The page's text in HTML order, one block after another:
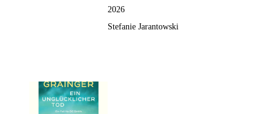
2026
Stefanie Jarantowski